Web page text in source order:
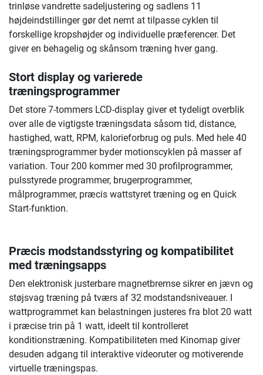
trinløse vandrette sadeljustering og sadlens 11
højdeindstillinger gør det nemt at tilpasse cyklen til
forskellige kropshøjder og individuelle præferencer. Det
giver en behagelig og skånsom træning hver gang.
Stort display og varierede
træningsprogrammer
Det store 7-tommers LCD-display giver et tydeligt overblik
over alle de vigtigste træningsdata såsom tid, distance,
hastighed, watt, RPM, kalorieforbrug og puls. Med hele 40
træningsprogrammer byder motionscyklen på masser af
variation. Tour 200 kommer med 30 profilprogrammer,
pulsstyrede programmer, brugerprogrammer,
målprogrammer, præcis wattstyret træning og en Quick
Start-funktion.
Præcis modstandsstyring og kompatibilitet
med træningsapps
Den elektronisk justerbare magnetbremse sikrer en jævn og
støjsvag træning på tværs af 32 modstandsniveauer. I
wattprogrammet kan belastningen justeres fra blot 20 watt
i præcise trin på 1 watt, ideelt til kontrolleret
konditionstræning. Kompatibiliteten med Kinomap giver
desuden adgang til interaktive videoruter og motiverende
virtuelle træningspas.